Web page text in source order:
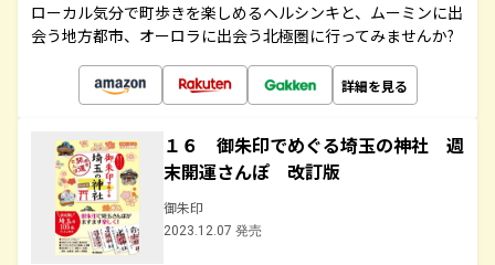
ローカル気分で町歩きを楽しめるヘルシンキと、ムーミンに出
会う地方都市、オーロラに出会う北極圏に行ってみませんか?
詳細を見る
１６ 御朱印でめぐる埼玉の神社 週
末開運さんぽ 改訂版
御朱印
2023.12.07 発売